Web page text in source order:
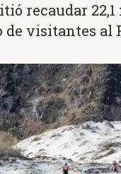
recaudar
de visitantes al